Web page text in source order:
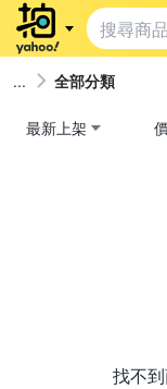
全部分類
最新上架
找不